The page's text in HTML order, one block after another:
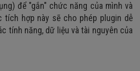
để "gắn" chức năng của mình và
tích hợp này sẽ cho phép plugin dễ
tính năng, dữ liệu và tài nguyên của